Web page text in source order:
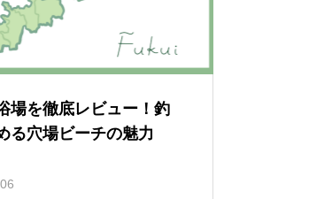
場を徹底レビュー！釣
る穴場ビーチの魅力